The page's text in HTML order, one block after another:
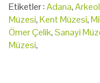
Etiketler :Adana,
Müzesi,Kent Müzesi,
Ömer Çelik,Sanayi
Müzesi,